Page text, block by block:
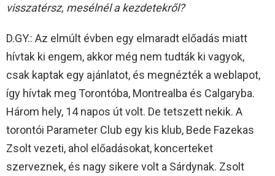
visszatérsz, mesélnél a kezdetekről?
D.GY.: Az elmúlt évben egy elmaradt előadás miatt
hívtak ki engem, akkor még nem tudták ki vagyok,
csak kaptak egy ajánlatot, és megnézték a weblapot,
így hívtak meg Torontóba, Montrealba és Calgaryba.
Három hely, 14 napos út volt. De tetszett nekik. A
torontói Parameter Club egy kis klub, Bede Fazekas
Zsolt vezeti, ahol előadásokat, koncerteket
szerveznek, és nagy sikere volt a Sárdynak. Zsolt